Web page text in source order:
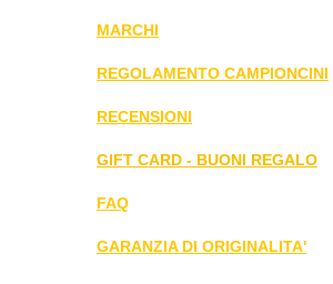
MARCHI
REGOLAMENTO CAMPIONCINI
RECENSIONI
GIFT CARD - BUONI REGALO
FAQ
GARANZIA DI ORIGINALITA'